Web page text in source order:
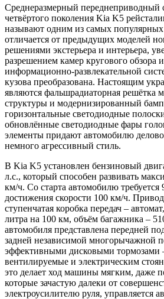
Среднеразмерный переднеприводный
четвёртого поколения Kia K5
называют одним из самых
отличается от предыдущих моделей
решениями экстерьера и интерьера,
разрешением камер кругового обзора
информационно-развлекательной
кузова преобразована. Настоящим
являются фальшрадиаторная решётка
структуры и модернизированный
горизонтальные светодиодные
обновлённые светодиодные фары
элементы придают автомобилю
немного агрессивный стиль.
В Kia K5 установлен бензиновый
л.с., который способен развивать
км/ч. Со старта автомобилю требуется
достижения скорости 100 км/ч.
ступенчатая коробка передач –
литра на 100 км, объём багажника –
автомобиля представлена передней
задней независимой многорычажной
эффективными дисковыми тормозами
вентилируемые и электрическим
это делает ход машины мягким, даже
которые зачастую далеки от
электроусилителю руля, управляется